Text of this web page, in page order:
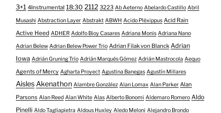
3+1 4Instrumental 18:30 2112 3223 Ab Aeterno Abelardo Castillo Abril
Musashi Abstraction Layer Abstrakt ABWH Acido Pléxippus Acid Rain
Active Heed ADHER Adolfo Bioy Casares Adriana Monis Adriana Nano
Adrian Belew Adrian Belew Power Trio Adrian Filak von Blanck Adrian
Iowa Adrián Gruning Trío Adrián Marqués Gómez Adrián Mastrocola Aequo
Agents of Mercy Agharta Proyect Agustina Banegas Agustín Millares
AislesAkenathon Alambre González Alan Lomax Alan Parker Alan
Parsons Alan Reed Alan White Alas Alberto Bonomi Aldemaro Romero Aldo
Pinelli Aldo Tagliapietra Aldous Huxley Aledo Meloni Alejandro Brondo